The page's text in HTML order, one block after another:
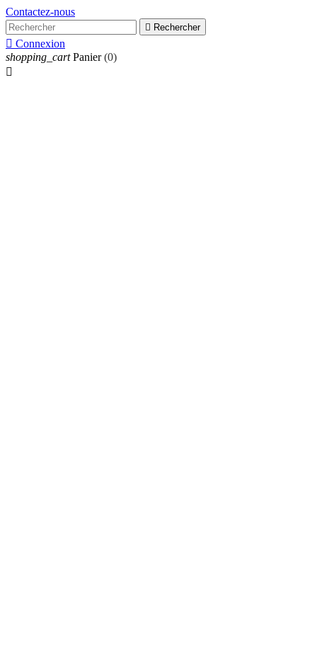
Contactez-nous
 Rechercher
 Connexion
shopping_cart Panier (0)
